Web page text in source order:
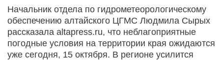
Начальник отдела по гидрометеорологическому
обеспечению алтайского ЦГМС Людмила Сырых
рассказала altapress.ru, что неблагоприятные
погодные условия на территории края ожидаются
уже сегодня, 15 октября. В регионе усилится